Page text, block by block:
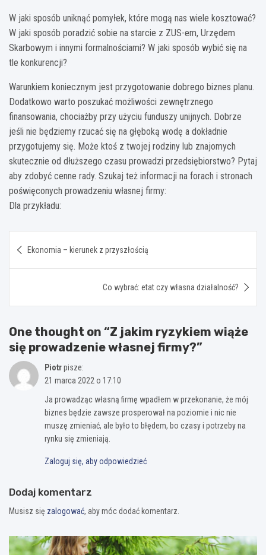
W jaki sposób uniknąć pomyłek, które mogą nas wiele kosztować?
W jaki sposób poradzić sobie na starcie z ZUS-em, Urzędem
Skarbowym i innymi formalnościami? W jaki sposób wybić się na
tle konkurencji?
Warunkiem koniecznym jest przygotowanie dobrego biznes planu.
Dodatkowo warto poszukać możliwości zewnętrznego
finansowania, chociażby przy użyciu funduszy unijnych. Dobrze
jeśli nie będziemy rzucać się na głęboką wodę a dokładnie
przygotujemy się. Może ktoś z twojej rodziny lub znajomych
skutecznie od dłuższego czasu prowadzi przedsiębiorstwo? Pytaj
aby zdobyć cenne rady. Szukaj też informacji na forach i stronach
poświęconych prowadzeniu własnej firmy:
Dla przykładu:
wpisu
Ekonomia – kierunek z przyszłością
Co wybrać: etat czy własna działalność?
One thought on “Z jakim ryzykiem wiąże
się prowadzenie własnej firmy?”
Piotrpisze:
21 marca 2022 o 17:10
Ja prowadząc własną firmę wpadłem w przekonanie, że mój
biznes będzie zawsze prosperował na poziomie i nic nie
muszę zmieniać, ale było to błędem, bo czasy i potrzeby na
rynku się zmieniają.
Zaloguj się, aby odpowiedzieć
Dodaj komentarz
Musisz się zalogować, aby móc dodać komentarz.